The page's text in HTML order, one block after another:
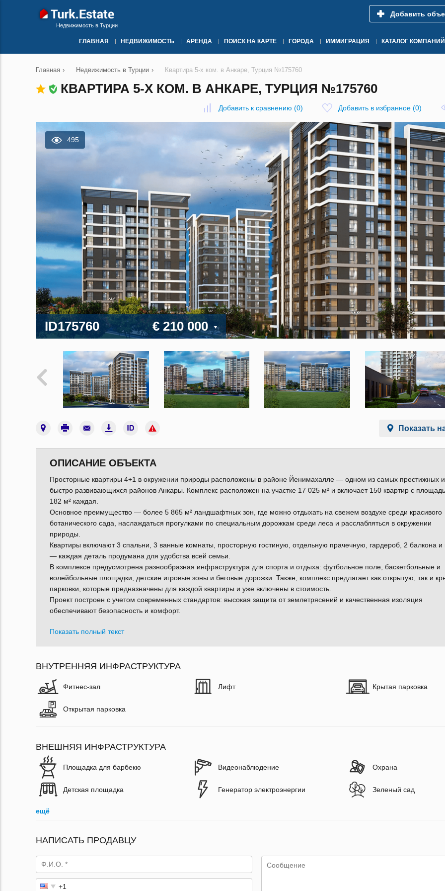
Недвижимость в Турции
Добавить
ГЛАВНАЯ НЕДВИЖИМОСТЬ АРЕНДА ПОИСК НА КАРТЕ ГОРОДА ИММИГРАЦИЯ КАТАЛОГ КОМПАНИЙ
Главная › Недвижимость в Турции › Квартира 5-х ком. в Анкаре, Турция №175760
КВАРТИРА 5-Х КОМ. В АНКАРЕ, ТУРЦИЯ №175760
Добавить к сравнению (0) Добавить в избранное (0)
495
ID175760 € 210 000
Показать
ОПИСАНИЕ ОБЪЕКТА
Просторные квартиры 4+1 в окружении природы расположены в районе Йенимахалле — одном из самых престижных и
быстро развивающихся районов Анкары. Комплекс расположен на участке 17 025 м² и включает 150 квартир с
182 м² каждая.
Основное преимущество — более 5 865 м² ландшафтных зон, где можно отдыхать на свежем воздухе среди красивого
ботанического сада, наслаждаться прогулками по специальным дорожкам среди леса и расслабляться в окружении
природы.
Квартиры включают 3 спальни, 3 ванные комнаты, просторную гостиную, отдельную прачечную, гардероб, 2 балкона и
— каждая деталь продумана для удобства всей семьи.
В комплексе предусмотрена разнообразная инфраструктура для спорта и отдыха: футбольное поле, баскетбольные и
волейбольные площадки, детские игровые зоны и беговые дорожки. Также, комплекс предлагает как открытую, так и
парковки, которые предназначены для каждой квартиры и уже включены в стоимость.
Проект построен с учетом современных стандартов: высокая защита от землетрясений и качественная изоляция
обеспечивают безопасность и комфорт.
Показать полный текст
ВНУТРЕННЯЯ ИНФРАСТРУКТУРА
Фитнес-зал Лифт Крытая парковка
Открытая парковка
ВНЕШНЯЯ ИНФРАСТРУКТУРА
Площадка для барбекю Видеонаблюдение Охрана
Детская площадка Генератор электроэнергии Зеленый сад
ещё
НАПИСАТЬ ПРОДАВЦУ